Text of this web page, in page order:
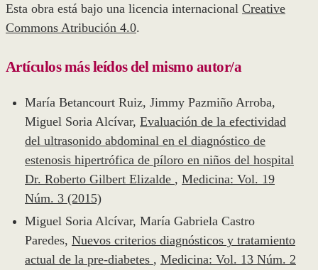
Esta obra está bajo una licencia internacional Creative
Commons Atribución 4.0.
Artículos más leídos del mismo autor/a
María Betancourt Ruiz, Jimmy Pazmiño Arroba,
Miguel Soria Alcívar, Evaluación de la efectividad
del ultrasonido abdominal en el diagnóstico de
estenosis hipertrófica de píloro en niños del hospital
Dr. Roberto Gilbert Elizalde , Medicina: Vol. 19
Núm. 3 (2015)
Miguel Soria Alcívar, María Gabriela Castro
Paredes, Nuevos criterios diagnósticos y tratamiento
actual de la pre-diabetes , Medicina: Vol. 13 Núm. 2